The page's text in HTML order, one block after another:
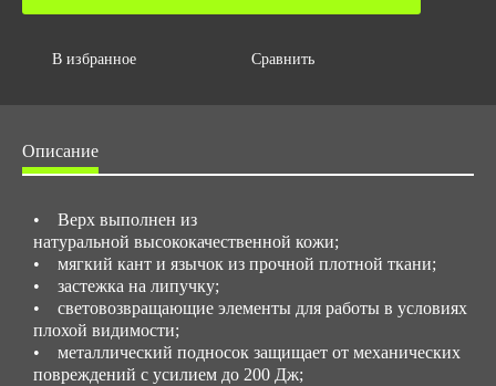
0.013В избранное Сравнить
Описание
• Верх выполнен из
натуральной высококачественной кожи;
• мягкий кант и язычок из прочной плотной ткани;
• застежка на липучку;
• световозвращающие элементы для работы в условиях
плохой видимости;
• металлический подносок защищает от механических
повреждений с усилием до 200 Дж;